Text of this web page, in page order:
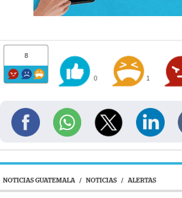
8
0 1
NOTICIAS GUATEMALA / NOTICIAS / ALERTAS